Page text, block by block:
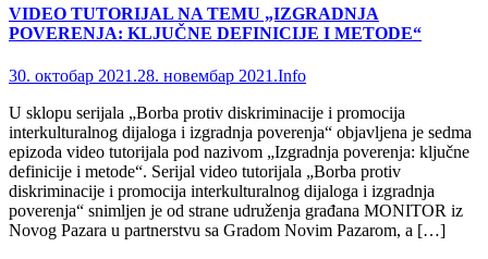
VIDEO TUTORIJAL NA TEMU „IZGRADNJA
POVERENJA: KLJUČNE DEFINICIJE I METODE“
30. октобар 2021.28. новембар 2021.Info
U sklopu serijala „Borba protiv diskriminacije i promocija
interkulturalnog dijaloga i izgradnja poverenja“ objavljena je sedma
epizoda video tutorijala pod nazivom „Izgradnja poverenja: ključne
definicije i metode“. Serijal video tutorijala „Borba protiv
diskriminacije i promocija interkulturalnog dijaloga i izgradnja
poverenja“ snimljen je od strane udruženja građana MONITOR iz
Novog Pazara u partnerstvu sa Gradom Novim Pazarom, a […]